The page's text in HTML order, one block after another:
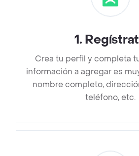
1.
Crea tu perfil y completa
información a agregar es
nombre completo,
teléfono, etc.